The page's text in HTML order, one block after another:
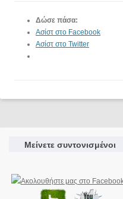
Δώσε πάσα:
Ασίστ στο Facebook
Ασίστ στο Twitter
Μείνετε συντονισμένοι